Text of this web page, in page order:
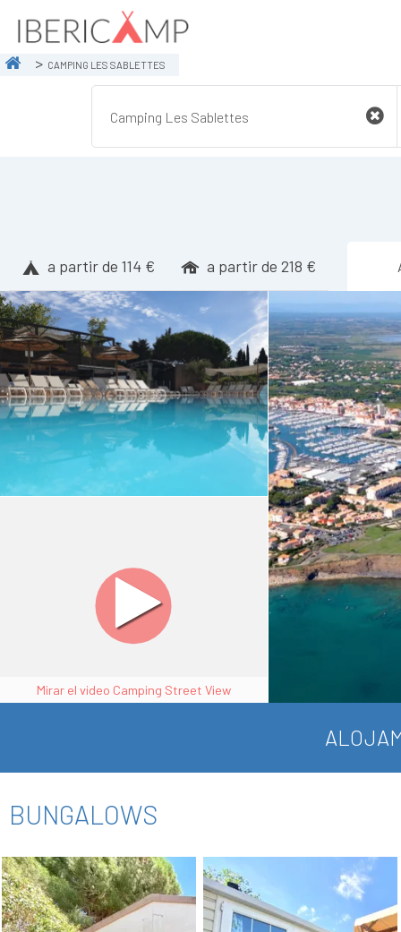
CAMPING LES SABLETTES
a partir de 114 € a partir de 218 €
Mirar el video Camping Street View
BUNGALOWS